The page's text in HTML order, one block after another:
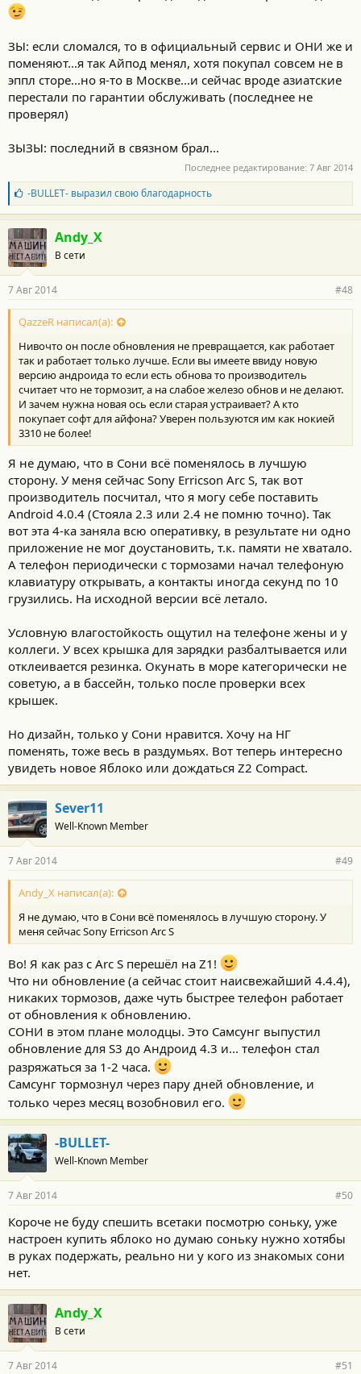
ЗЫ: если сломался, то в официальный сервис и ОНИ же и
поменяют...я так Айпод менял, хотя покупал совсем не в
эппл сторе...но я-то в Москве...и сейчас вроде азиатские
перестали по гарантии обслуживать (последнее не
проверял)
ЗЫЗЫ: последний в связном брал...
Последнее редактирование: 7 Авг 2014
Б
л
а
г
о
д
а
н
о
с
и
:
-BULLET-выразил свою благодарность
Andy_X
В сети
7 Авг 2014 #48
QazzeR написал(а):
Нивочто он после обновления не превращается, как работает
так и работает только лучше. Если вы имеете ввиду новую
версию андроида то если есть обнова то производитель
считает что не тормозит, а на слабое железо обнов и не делают.
И зачем нужна новая ось если старая устраивает? А кто
покупает софт для айфона? Уверен пользуются им как нокией
3310 не более!
Я не думаю, что в Сони всё поменялось в лучшую
сторону. У меня сейчас Sony Erricson Arc S, так вот
производитель посчитал, что я могу себе поставить
Android 4.0.4 (Стояла 2.3 или 2.4 не помню точно). Так
вот эта 4-ка заняла всю оперативку, в результате ни одно
приложение не мог доустановить, т.к. памяти не хватало.
А телефон периодически с тормозами начал телефоную
клавиатуру открывать, а контакты иногда секунд по 10
грузились. На исходной версии всё летало.
Условную влагостойкость ощутил на телефоне жены и у
коллеги. У всех крышка для зарядки разбалтывается или
отклеивается резинка. Окунать в море категорически не
советую, а в бассейн, только после проверки всех
крышек.
Но дизайн, только у Сони нравится. Хочу на НГ
поменять, тоже весь в раздумьях. Вот теперь интересно
увидеть новое Яблоко или дождаться Z2 Compact.
Sever11
Well-Known Member
7 Авг 2014 #49
Andy_X написал(а):
Я не думаю, что в Сони всё поменялось в лучшую сторону. У
меня сейчас Sony Erricson Arc S
Во! Я как раз с Arc S перешёл на Z1!
Что ни обновление (а сейчас стоит наисвежайший 4.4.4),
никаких тормозов, даже чуть быстрее телефон работает
от обновления к обновлению.
СОНИ в этом плане молодцы. Это Самсунг выпустил
обновление для S3 до Андроид 4.3 и... телефон стал
разряжаться за 1-2 часа.
Самсунг тормознул через пару дней обновление, и
только через месяц возобновил его.
-BULLET-
Well-Known Member
7 Авг 2014 #50
Короче не буду спешить всетаки посмотрю соньку, уже
настроен купить яблоко но думаю соньку нужно хотябы
в руках подержать, реально ни у кого из знакомых сони
нет.
Andy_X
В сети
7 Авг 2014 #51